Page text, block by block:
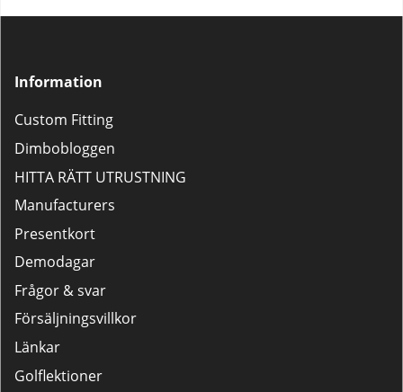
Information
Custom Fitting
Dimbobloggen
HITTA RÄTT UTRUSTNING
Manufacturers
Presentkort
Demodagar
Frågor & svar
Försäljningsvillkor
Länkar
Golflektioner